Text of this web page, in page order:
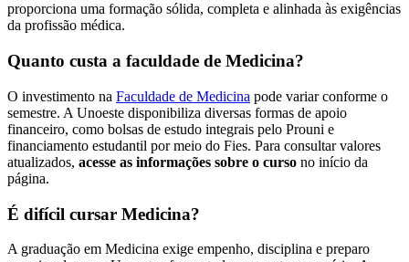
proporciona uma formação sólida, completa e alinhada às exigências
da profissão médica.
Quanto custa a faculdade de Medicina?
O investimento na Faculdade de Medicina pode variar conforme o
semestre. A Unoeste disponibiliza diversas formas de apoio
financeiro, como bolsas de estudo integrais pelo Prouni e
financiamento estudantil por meio do Fies. Para consultar valores
atualizados, acesse as informações sobre o curso no início da
página.
É difícil cursar Medicina?
A graduação em Medicina exige empenho, disciplina e preparo